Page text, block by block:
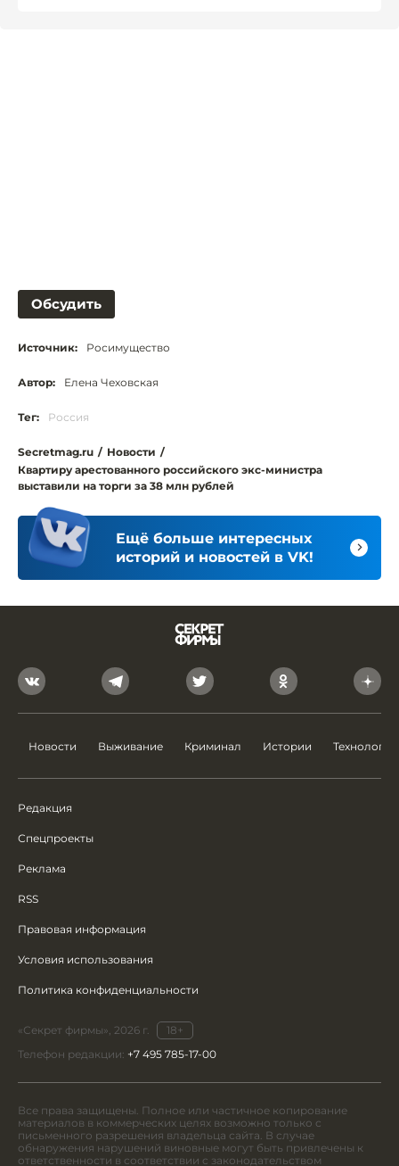
Обсудить
Источник: Росимущество
Автор: Елена Чеховская
Тег: Россия
Secretmag.ru / Новости /
Квартиру арестованного российского экс-министра
выставили на торги за 38 млн рублей
Ещё больше интересных
историй и новостей в VK!
Новости Выживание Криминал Истории Технологии
Редакция
Спецпроекты
Реклама
RSS
Правовая информация
Условия использования
Политика конфиденциальности
«Секрет фирмы», 2026 г.
18+
Телефон редакции: +7 495 785-17-00
Все права защищены. Полное или частичное копирование
материалов в коммерческих целях возможно только с
письменного разрешения владельца сайта. В случае
обнаружения нарушений виновные могут быть привлечены к
ответственности в соответствии с законодательством